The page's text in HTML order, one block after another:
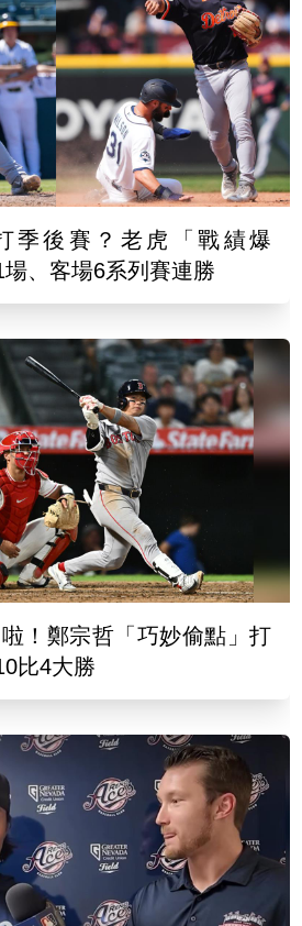
季後賽？老虎「戰績爆
、客場6系列賽連勝
！鄭宗哲「巧妙偷點」打
比4大勝